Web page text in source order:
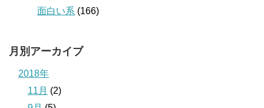
面白い系 (166)
月別アーカイブ
2018年
11月 (2)